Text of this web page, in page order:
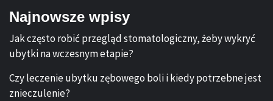
Najnowsze wpisy
Jak często robić przegląd stomatologiczny, żeby wykryć
ubytki na wczesnym etapie?
Czy leczenie ubytku zębowego boli i kiedy potrzebne jest
znieczulenie?